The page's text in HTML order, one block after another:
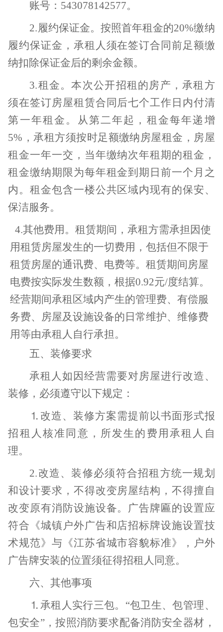
账号： 543078142577。
2.履约保证金。按照首年租金的20%缴纳
履约保证金，承租人须在签订合同前足额缴
纳扣除保证金后的剩余金额。
3.租金。本次公开招租的房产，承租方
须在签订房屋租赁合同后七个工作日内付清
第一年租金。从第二年起，租金每年递增
5% ，承租方须按时足额缴纳房屋租金，房屋
租金一年一交，当年缴纳次年租期的租金，
租金缴纳期限为每年租金到期日前一个月之
内。租金包含一楼公共区域内现有的保安、
保洁服务。
4.其他费用。租赁期间，承租方需承担因使
用租赁房屋发生的一切费用，包括但不限于
租赁房屋的通讯费、电费等。租赁期间房屋
电费按实际发生数额，根据0.92元/度结算。
经营期间承租区域内产生的管理费、有偿服
务费、房屋及设施设备的日常维护、维修费
用等由承租人自行承担。
五、装修要求
承租人如因经营需要对房屋进行改造、
装修，必须遵守以下规定：
⒈改造、装修方案需提前以书面形式报
招租人核准同意，所发生的费用承租人自
理。
2.改造、装修必须符合招租方统一规划
和设计要求，不得改变房屋结构，不得擅自
改变原有消防设施设备。广告牌匾的设置应
符合《城镇户外广告和店招标牌设施设置技
术规范》与《江苏省城市容貌标准》，户外
广告牌安装的位置须征得招租人同意。
六、其他事项
⒈承租人实行三包。“包卫生、包管理、
包安全”，按照消防要求配备消防安全器材，